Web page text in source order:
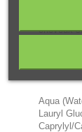
cheveux
Aqua
Lauryl
Caprylyl/